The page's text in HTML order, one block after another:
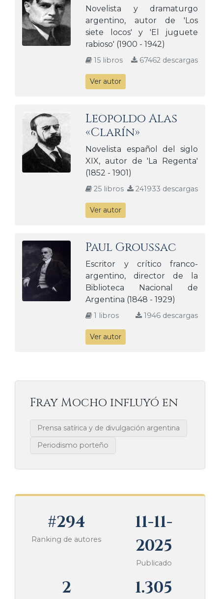
Novelista y dramaturgo
argentino, autor de 'Los
siete locos' y 'El juguete
rabioso' (1900 - 1942)
15 libros 67462 descargas
Ver autor
Leopoldo Alas
«Clarín»
Novelista español del siglo
XIX, autor de 'La Regenta'
(1852 - 1901)
25 libros 241933 descargas
Ver autor
Paul Groussac
Escritor y crítico franco-
argentino, director de la
Biblioteca Nacional de
Argentina (1848 - 1929)
1 libros 1946 descargas
Ver autor
Fray Mocho influyó en
Prensa satírica y de divulgación argentina
Periodismo porteño
#294
Ranking de autores
11-11-
2025
Publicado
2 1.305